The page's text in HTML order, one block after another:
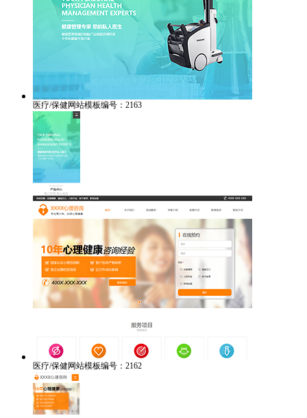
医疗/保健网站模板编号：2163
医疗/保健网站模板编号：2162